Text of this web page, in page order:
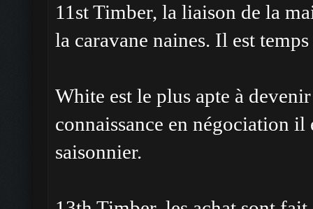
11st Timber, la liaison de la
la caravane naines. Il est
White est le plus apte à
connaissance en négociation
saisonnier.